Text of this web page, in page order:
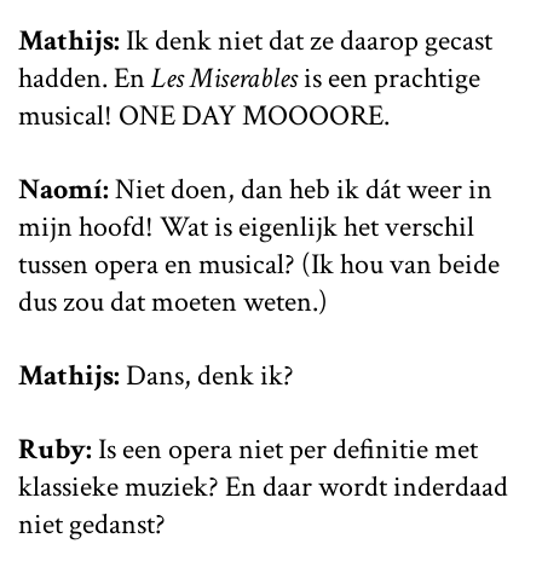
Mathijs: Ik denk niet dat ze daarop gecast
hadden. EnLes Miserablesis een prachtige
musical! ONE DAY MOOOORE.
Naomí:Niet doen, dan heb ik dát weer in
mijn hoofd! Wat is eigenlijk het verschil
tussen opera en musical? (Ik hou van beide
dus zou dat moeten weten.)
Mathijs: Dans, denk ik?
Ruby: Is een opera niet per definitie met
klassieke muziek? En daar wordt inderdaad
niet gedanst?